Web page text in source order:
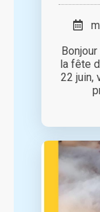
la fête
22 juin,